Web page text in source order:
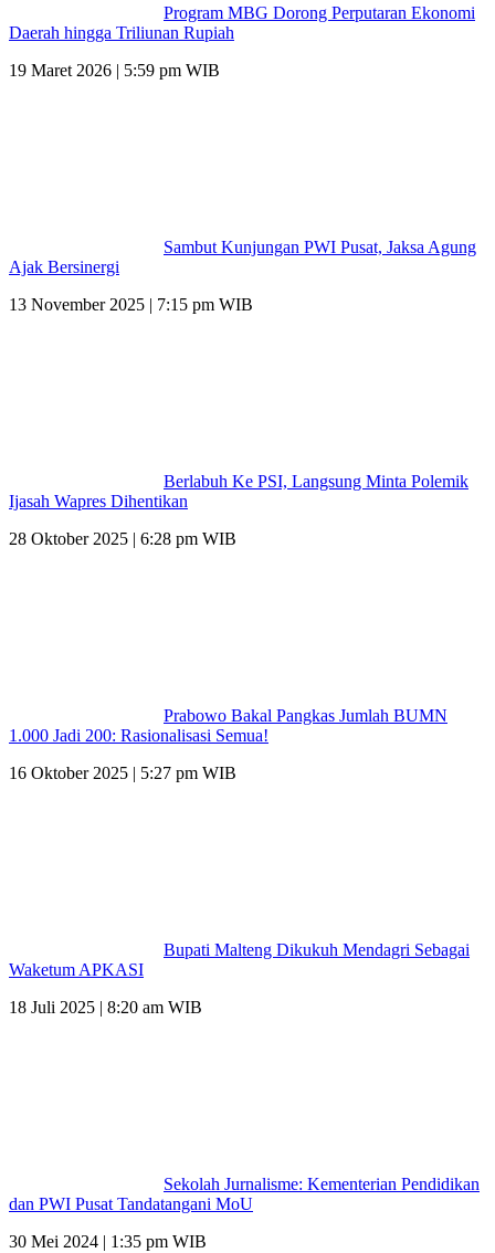
Program MBG Dorong Perputaran Ekonomi
Daerah hingga Triliunan Rupiah
19 Maret 2026 | 5:59 pm WIB
Sambut Kunjungan PWI Pusat, Jaksa Agung
Ajak Bersinergi
13 November 2025 | 7:15 pm WIB
Berlabuh Ke PSI, Langsung Minta Polemik
Ijasah Wapres Dihentikan
28 Oktober 2025 | 6:28 pm WIB
Prabowo Bakal Pangkas Jumlah BUMN
1.000 Jadi 200: Rasionalisasi Semua!
16 Oktober 2025 | 5:27 pm WIB
Bupati Malteng Dikukuh Mendagri Sebagai
Waketum APKASI
18 Juli 2025 | 8:20 am WIB
Sekolah Jurnalisme: Kementerian Pendidikan
dan PWI Pusat Tandatangani MoU
30 Mei 2024 | 1:35 pm WIB